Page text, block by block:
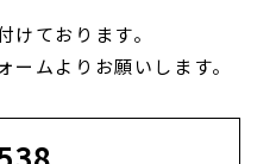
けております。
ームよりお願いします。